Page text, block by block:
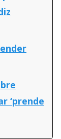
‘prende